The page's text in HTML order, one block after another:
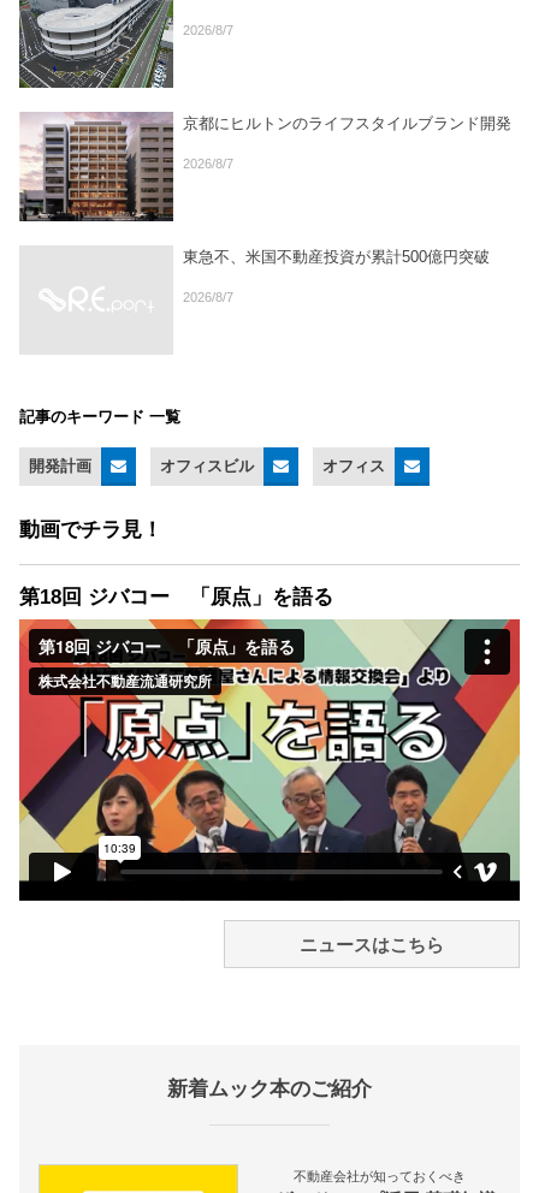
2026/8/7
京都にヒルトンのライフスタイルブランド開発
2026/8/7
東急不、米国不動産投資が累計500億円突破
2026/8/7
記事のキーワード 一覧
開発計画 オフィスビル オフィス
動画でチラ見！
第18回 ジバコー 「原点」を語る
ニュースはこちら
新着ムック本のご紹介
不動産会社が知っておくべき